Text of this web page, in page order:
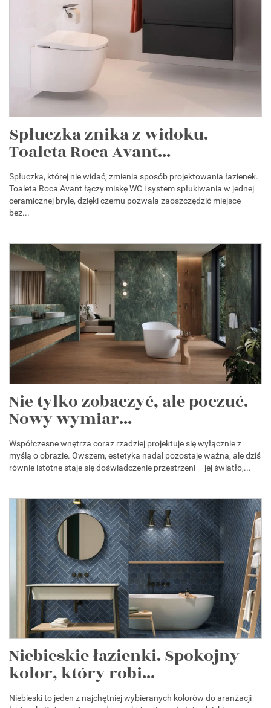
Spłuczka znika z widoku.
Toaleta Roca Avant...
Spłuczka, której nie widać, zmienia sposób projektowania łazienek.
Toaleta Roca Avant łączy miskę WC i system spłukiwania w jednej
ceramicznej bryle, dzięki czemu pozwala zaoszczędzić miejsce
bez...
Nie tylko zobaczyć, ale poczuć.
Nowy wymiar...
Współczesne wnętrza coraz rzadziej projektuje się wyłącznie z
myślą o obrazie. Owszem, estetyka nadal pozostaje ważna, ale dziś
równie istotne staje się doświadczenie przestrzeni – jej światło,...
Niebieskie łazienki. Spokojny
kolor, który robi...
Niebieski to jeden z najchętniej wybieranych kolorów do aranżacji